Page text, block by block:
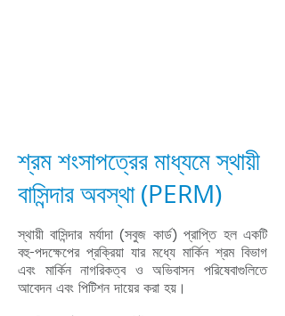
শ্রম শংসাপত্রের মাধ্যমে স্থায়ী
বাসিন্দার অবস্থা (PERM)
স্থায়ী বাসিন্দার মর্যাদা (সবুজ কার্ড) প্রাপ্তি হল একটি
বহু-পদক্ষেপের প্রক্রিয়া যার মধ্যে মার্কিন শ্রম বিভাগ
এবং মার্কিন নাগরিকত্ব ও অভিবাসন পরিষেবাগুলিতে
আবেদন এবং পিটিশন দায়ের করা হয়।